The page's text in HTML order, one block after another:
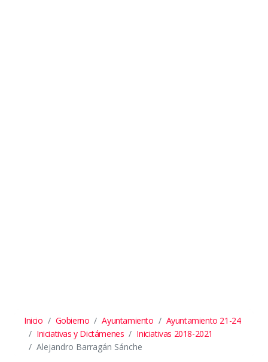
Inicio Gobierno Ayuntamiento
Ayuntamiento 21-24
Iniciativas y Dictámenes
Iniciativas 2018-2021
Alejandro Barragán Sánche